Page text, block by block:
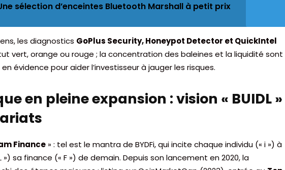
sélection d’enceintes Bluetooth Marshall à petit prix
les diagnostics GoPlus Security, Honeypot Detector et QuickIntel
vert, orange ou rouge ; la concentration des baleines et la liquidité sont
évidence pour aider l’investisseur à jauger les risques.
en pleine expansion : vision « BUIDL »
Finance » : tel est le mantra de BYDFi, qui incite chaque individu (« i ») à
») sa finance (« F ») de demain. Depuis son lancement en 2020, la